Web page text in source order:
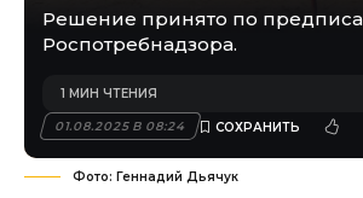
Решение принято по
Роспотребнадзора.
01.08.2025 В 08:24
1 МИН ЧТЕНИЯ
Фото: Геннадий Дьячук